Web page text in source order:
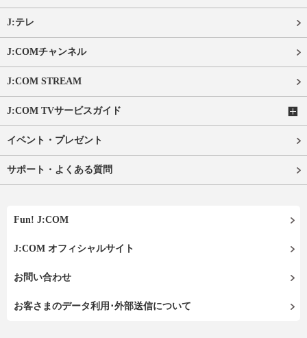
J:テレ
J:COMチャンネル
J:COM STREAM
J:COM TVサービスガイド
イベント・プレゼント
サポート・よくある質問
Fun! J:COM
J:COM オフィシャルサイト
お問い合わせ
お客さまのデータ利用･外部送信について